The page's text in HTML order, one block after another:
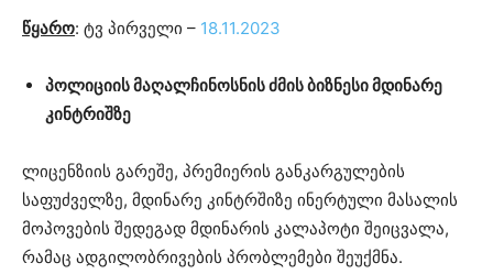
წყარო: ტვ პირველი – 18.11.2023
პოლიციის მაღალჩინოსნის ძმის ბიზნესი მდინარე
კინტრიშზე
ლიცენზიის გარეშე, პრემიერის განკარგულების
საფუძველზე, მდინარე კინტრშიზე ინერტული მასალის
მოპოვების შედეგად მდინარის კალაპოტი შეიცვალა,
რამაც ადგილობრივების პრობლემები შეუქმნა.